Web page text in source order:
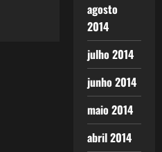
agosto
2014
julho 2014
junho 2014
maio 2014
abril 2014